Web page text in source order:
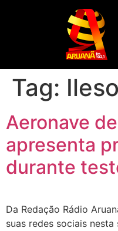
Tag:
Aeronave
apresenta
durante
Da Redação Rádio
suas redes sociais